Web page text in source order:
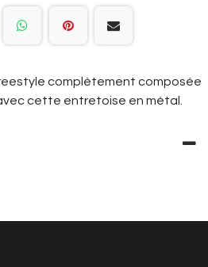
complètement composée
cette entretoise en métal.